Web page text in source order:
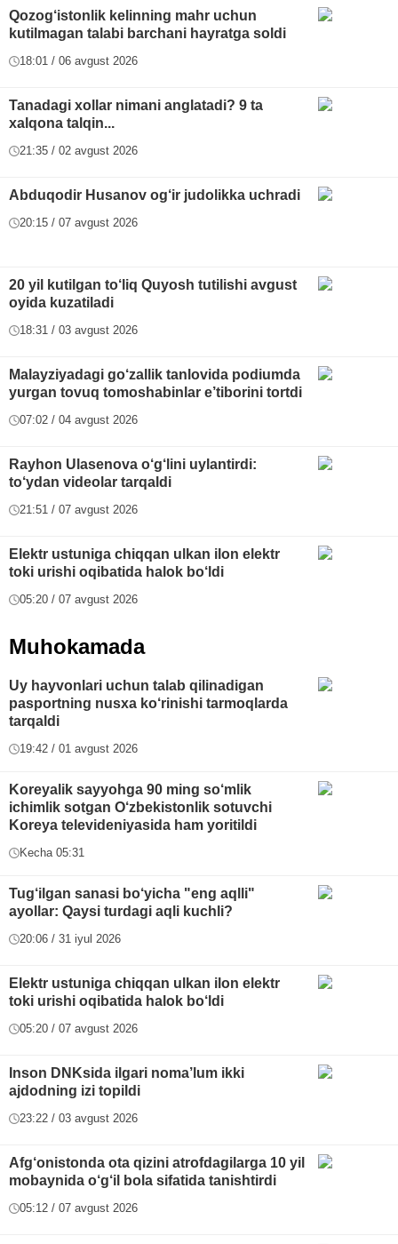
Qozog‘istonlik kelinning mahr uchun
kutilmagan talabi barchani hayratga soldi
18:01 / 06 avgust 2026
Tanadagi xollar nimani anglatadi? 9 ta
xalqona talqin...
21:35 / 02 avgust 2026
Abduqodir Husanov og‘ir judolikka uchradi
20:15 / 07 avgust 2026
20 yil kutilgan to‘liq Quyosh tutilishi avgust
oyida kuzatiladi
18:31 / 03 avgust 2026
Malayziyadagi go‘zallik tanlovida podiumda
yurgan tovuq tomoshabinlar e’tiborini tortdi
07:02 / 04 avgust 2026
Rayhon Ulasenova o‘g‘lini uylantirdi:
to‘ydan videolar tarqaldi
21:51 / 07 avgust 2026
Elektr ustuniga chiqqan ulkan ilon elektr
toki urishi oqibatida halok bo‘ldi
05:20 / 07 avgust 2026
Muhokamada
Uy hayvonlari uchun talab qilinadigan
pasportning nusxa ko‘rinishi tarmoqlarda
tarqaldi
19:42 / 01 avgust 2026
Koreyalik sayyohga 90 ming so‘mlik
ichimlik sotgan O‘zbekistonlik sotuvchi
Koreya televideniyasida ham yoritildi
Kecha 05:31
Tug‘ilgan sanasi bo‘yicha "eng aqlli"
ayollar: Qaysi turdagi aqli kuchli?
20:06 / 31 iyul 2026
Elektr ustuniga chiqqan ulkan ilon elektr
toki urishi oqibatida halok bo‘ldi
05:20 / 07 avgust 2026
Inson DNKsida ilgari noma’lum ikki
ajdodning izi topildi
23:22 / 03 avgust 2026
Afg‘onistonda ota qizini atrofdagilarga 10 yil
mobaynida o‘g‘il bola sifatida tanishtirdi
05:12 / 07 avgust 2026